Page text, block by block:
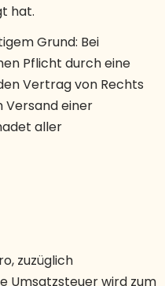
hat.
Grund: Bei
Pflicht durch eine
Vertrag von Rechts
Versand einer
aller
zuzüglich
Umsatzsteuer wird zum